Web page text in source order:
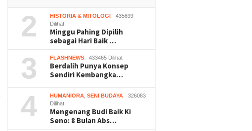
2 HISTORIA & MITOLOGI
435699
Dilihat
Minggu Pahing Dipilih
sebagai Hari Baik …
3 FLASHNEWS 433465 Dilihat
Berdalih Punya Konsep
Sendiri Kembangka…
4 HUMANIORA ,SENI BUDAYA
326083
Dilihat
Mengenang Budi Baik Ki
Seno: 8 Bulan Abs…